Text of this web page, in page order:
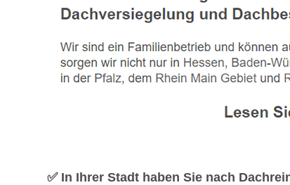
✅ In Ihrer Stadt haben Sie nach